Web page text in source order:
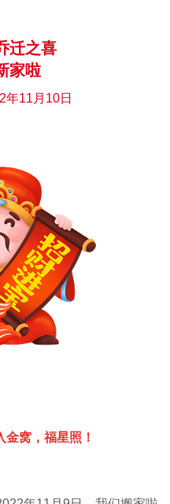
迁之喜
家啦
年11月10日
金窝，福星照！